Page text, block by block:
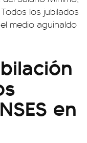
los jubilados
medio aguinaldo
en